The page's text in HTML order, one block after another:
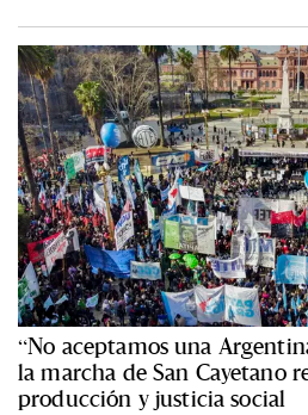
“No aceptamos una
la marcha de San Cayetano
producción y justicia social